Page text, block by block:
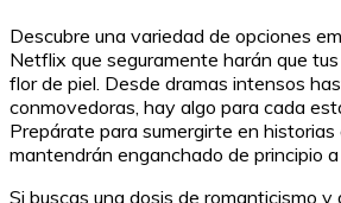
Descubre una variedad de opciones
Netflix que seguramente harán que
flor de piel. Desde dramas intensos
conmovedoras, hay algo para cada
Prepárate para sumergirte en
mantendrán enganchado de principio a
Si buscas una dosis de romanticismo y